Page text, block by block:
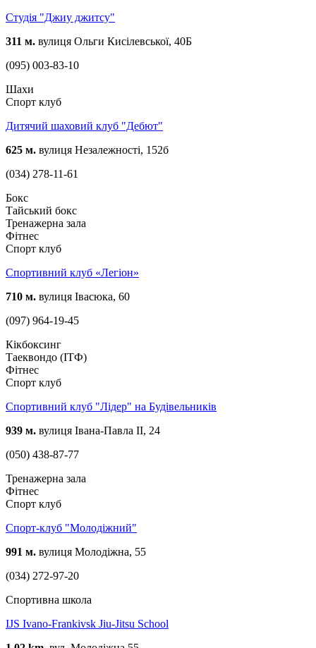
Студія "Джиу джитсу"
311 м. вулиця Ольги Кисілевської, 40Б
(095) 003-83-10
Шахи
Спорт клуб
Дитячий шаховий клуб "Дебют"
625 м. вулиця Незалежності, 152б
(034) 278-11-61
Бокс
Тайський бокс
Тренажерна зала
Фітнес
Спорт клуб
Спортивний клуб «Легіон»
710 м. вулиця Івасюка, 60
(097) 964-19-45
Кікбоксинг
Таеквондо (ІТФ)
Фітнес
Спорт клуб
Спортивний клуб "Лідер" на Будівельників
939 м. вулиця Івана-Павла ІІ, 24
(050) 438-87-77
Тренажерна зала
Фітнес
Спорт клуб
Спорт-клуб "Молодіжний"
991 м. вулиця Молодіжна, 55
(034) 272-97-20
Спортивна школа
IJS Ivano-Frankivsk Jiu-Jitsu School